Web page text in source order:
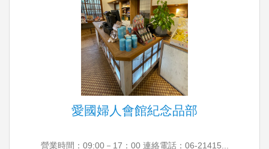
愛國婦人會館紀念品部
營業時間：09:00－17：00 連絡電話：06-21415...